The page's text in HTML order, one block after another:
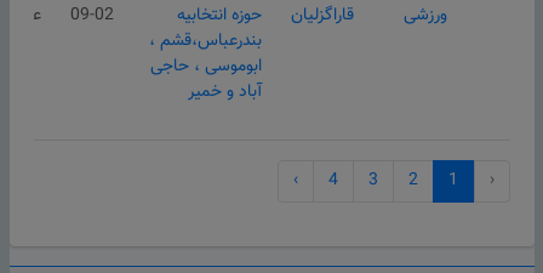
ورزشی
قاراگزلیان
حوزه انتخابیه
بندرعباس،قشم ،
ابوموسی ، حاجی
آباد و خمیر
09-02
‹
1
2
3
4
›